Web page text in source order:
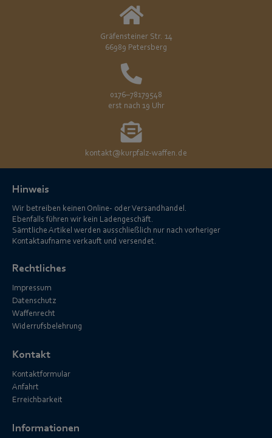
Gräfensteiner Str. 14
66989 Petersberg
0176–78179548
erst nach 19 Uhr
kontakt@kurpfalz-waffen.de
Hinweis
Wir betreiben keinen Online- oder Versandhandel.
Ebenfalls führen wir kein Ladengeschäft.
Sämtliche Artikel werden ausschließlich nur nach vorheriger
Kontaktaufname verkauft und versendet.
Rechtliches
Impressum
Datenschutz
Waffenrecht
Widerrufsbelehrung
Kontakt
Kontaktformular
Anfahrt
Erreichbarkeit
Informationen